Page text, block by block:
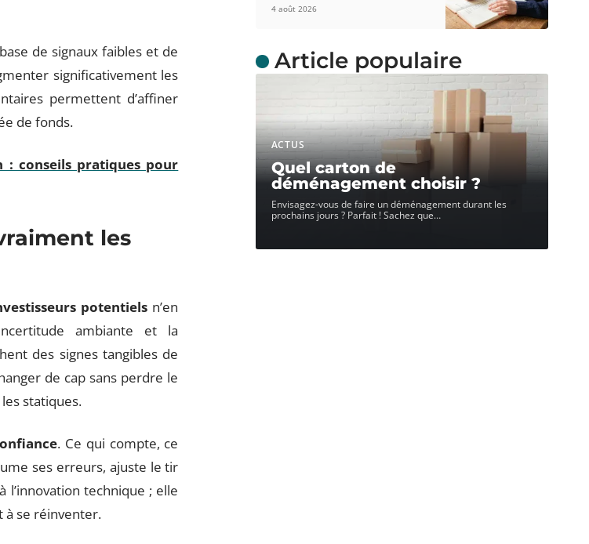
de signaux faibles et de
significativement les
permettent d’affiner
de fonds.
: conseils pratiques pour
les
potentiels n’en
ambiante et la
des signes tangibles de
de cap sans perdre le
statiques.
. Ce qui compte, ce
ses erreurs, ajuste le tir
l’innovation technique ; elle
à se réinventer.
4 août 2026
Article populaire
ACTUS
Quel carton de
déménagement choisir ?
Envisagez-vous de faire un déménagement durant les
prochains jours ? Parfait ! Sachez que…